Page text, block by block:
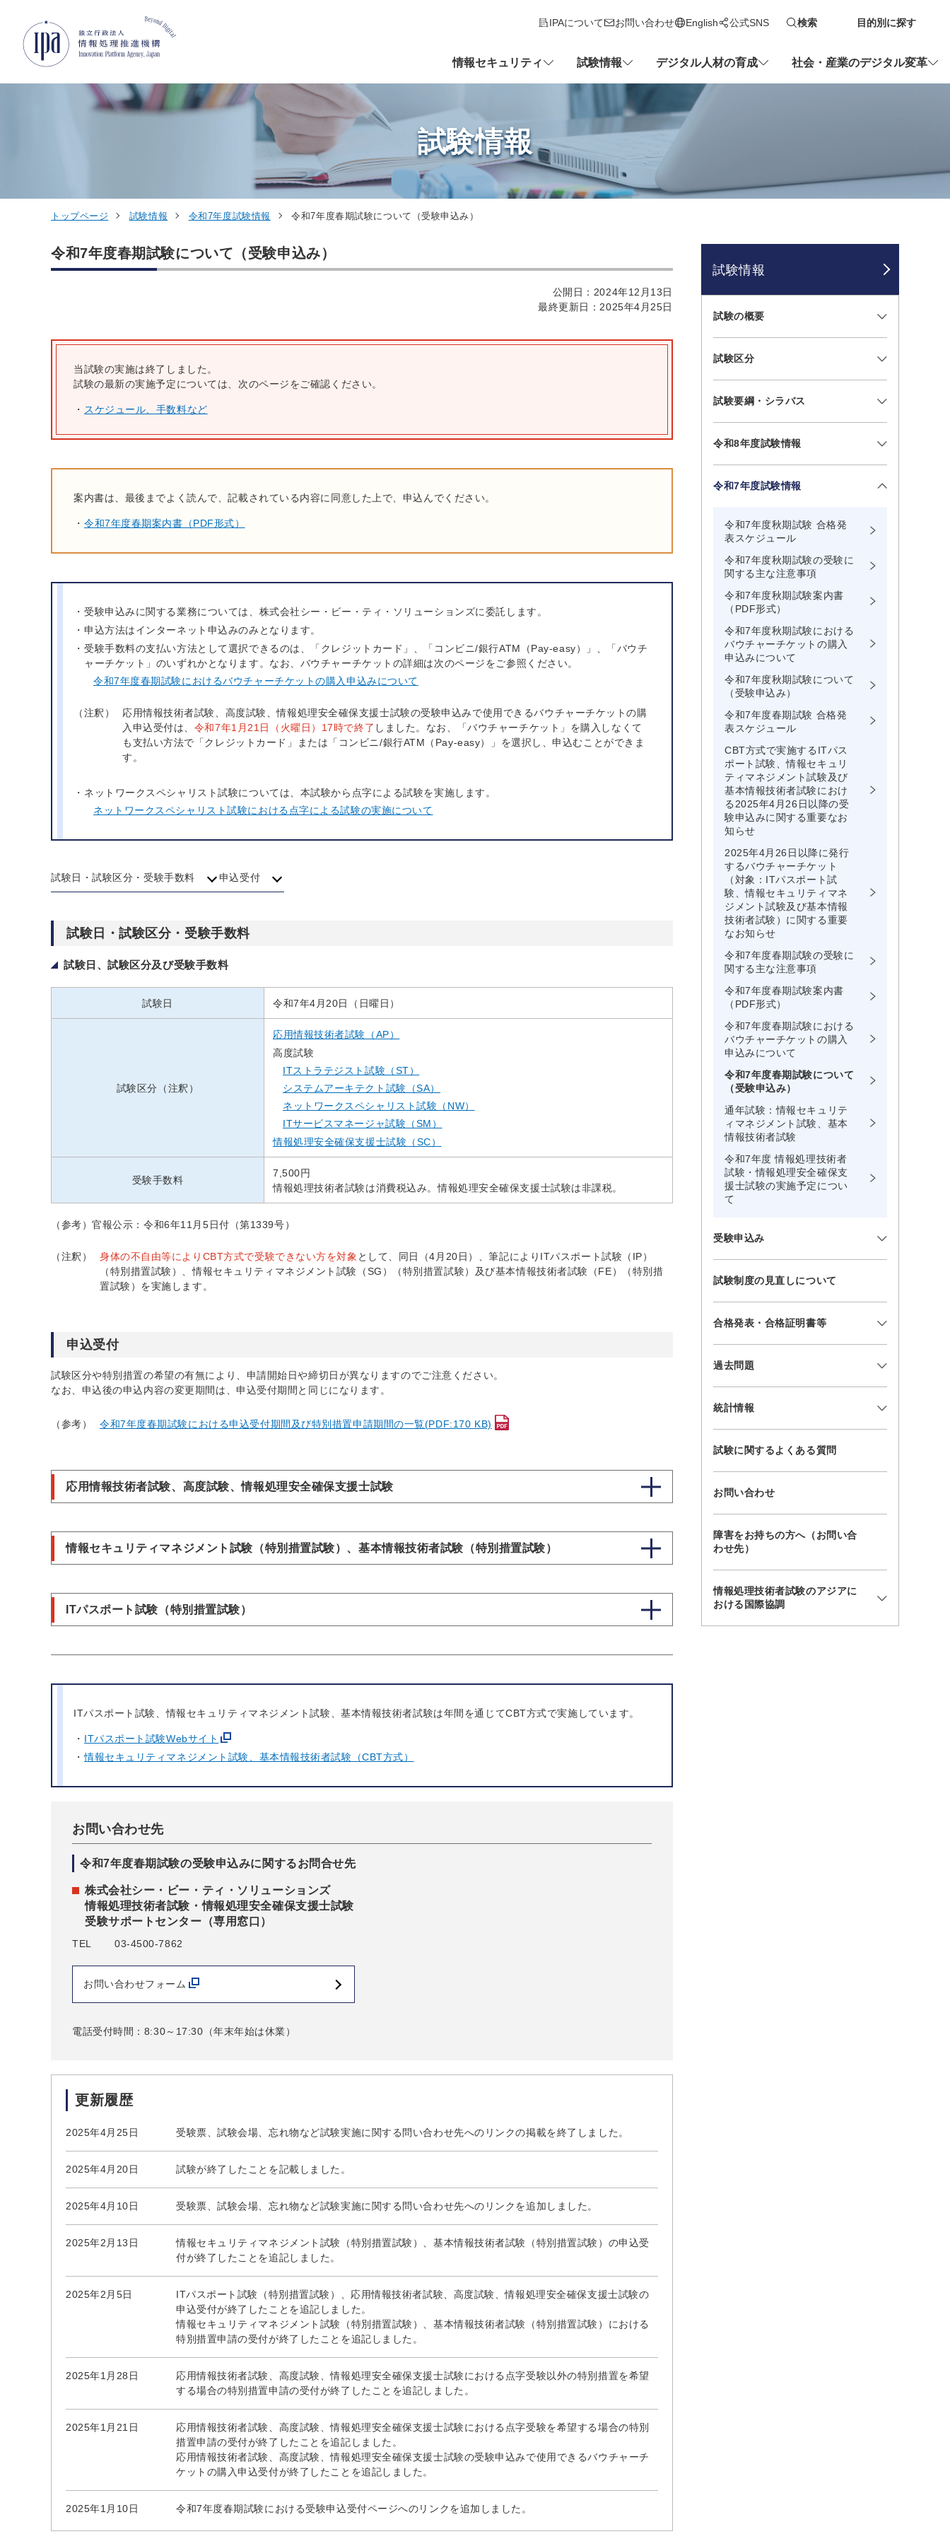
IPAについて
お問い合わせ English
新しいタブで開きます
公式SNS 検索 目的別に探す
情報セキュリティ 試験情報 デジタル人材の育成 社会・産業のデジタル変革
試験情報
トップページ 試験情報 令和7年度試験情報 令和7年度春期試験について（受験申込み）
令和7年度春期試験について（受験申込み）
公開日：2024年12月13日
最終更新日：2025年4月25日
当試験の実施は終了しました。
試験の最新の実施予定については、次のページをご確認ください。
スケジュール、手数料など
案内書は、最後までよく読んで、記載されている内容に同意した上で、申込んでください。
令和7年度春期案内書（PDF形式）
受験申込みに関する業務については、株式会社シー・ビー・ティ・ソリューションズに委託します。
申込方法はインターネット申込みのみとなります。
受験手数料の支払い方法として選択できるのは、「クレジットカード」、「コンビニ/銀行ATM（Pay-easy）」、「バウチ
ャーチケット」のいずれかとなります。なお、バウチャーチケットの詳細は次のページをご参照ください。
令和7年度春期試験におけるバウチャーチケットの購入申込みについて
（注釈）
応用情報技術者試験、高度試験、情報処理安全確保支援士試験の受験申込みで使用できるバウチャーチケットの購
入申込受付は、 令和7年1月21日（火曜日）17時で終了 しました。なお、「バウチャーチケット」を購入しなくて
も支払い方法で「クレジットカード」または「コンビニ/銀行ATM（Pay-easy）」を選択し、申込むことができま
す。
ネットワークスペシャリスト試験については、本試験から点字による試験を実施します。
ネットワークスペシャリスト試験における点字による試験の実施について
試験日・試験区分・受験手数料 申込受付
試験日・試験区分・受験手数料
試験日、試験区分及び受験手数料
試験日 令和7年4月20日（日曜日）
試験区分（注釈）
応用情報技術者試験（AP）
高度試験
ITストラテジスト試験（ST）
システムアーキテクト試験（SA）
ネットワークスペシャリスト試験（NW）
ITサービスマネージャ試験（SM）
情報処理安全確保支援士試験（SC）
受験手数料
7,500円
情報処理技術者試験は消費税込み。情報処理安全確保支援士試験は非課税。
（参考）官報公示：令和6年11月5日付（第1339号）
（注釈） 身体の不自由等によりCBT方式で受験できない方を対象 として、同日（4月20日）、筆記によりITパスポート試験（IP）
（特別措置試験）、情報セキュリティマネジメント試験（SG）（特別措置試験）及び基本情報技術者試験（FE）（特別措
置試験）を実施します。
申込受付
試験区分や特別措置の希望の有無により、申請開始日や締切日が異なりますのでご注意ください。
なお、申込後の申込内容の変更期間は、申込受付期間と同じになります。
（参考） 令和7年度春期試験における申込受付期間及び特別措置申請期間の一覧(PDF:170 KB)
応用情報技術者試験、高度試験、情報処理安全確保支援士試験
情報セキュリティマネジメント試験（特別措置試験）、基本情報技術者試験（特別措置試験）
ITパスポート試験（特別措置試験）
ITパスポート試験、情報セキュリティマネジメント試験、基本情報技術者試験は年間を通じてCBT方式で実施しています。
ITパスポート試験Webサイト
情報セキュリティマネジメント試験、基本情報技術者試験（CBT方式）
お問い合わせ先
令和7年度春期試験の受験申込みに関するお問合せ先
株式会社シー・ビー・ティ・ソリューションズ
情報処理技術者試験・情報処理安全確保支援士試験
受験サポートセンター（専用窓口）
TEL 03-4500-7862
お問い合わせフォーム
電話受付時間：8:30～17:30（年末年始は休業）
更新履歴
2025年4月25日 受験票、試験会場、忘れ物など試験実施に関する問い合わせ先へのリンクの掲載を終了しました。
2025年4月20日 試験が終了したことを記載しました。
2025年4月10日 受験票、試験会場、忘れ物など試験実施に関する問い合わせ先へのリンクを追加しました。
2025年2月13日
情報セキュリティマネジメント試験（特別措置試験）、基本情報技術者試験（特別措置試験）の申込受
付が終了したことを追記しました。
2025年2月5日
ITパスポート試験（特別措置試験）、応用情報技術者試験、高度試験、情報処理安全確保支援士試験の
申込受付が終了したことを追記しました。
情報セキュリティマネジメント試験（特別措置試験）、基本情報技術者試験（特別措置試験）における
特別措置申請の受付が終了したことを追記しました。
2025年1月28日
応用情報技術者試験、高度試験、情報処理安全確保支援士試験における点字受験以外の特別措置を希望
する場合の特別措置申請の受付が終了したことを追記しました。
2025年1月21日
応用情報技術者試験、高度試験、情報処理安全確保支援士試験における点字受験を希望する場合の特別
措置申請の受付が終了したことを追記しました。
応用情報技術者試験、高度試験、情報処理安全確保支援士試験の受験申込みで使用できるバウチャーチ
ケットの購入申込受付が終了したことを追記しました。
2025年1月10日 令和7年度春期試験における受験申込受付ページへのリンクを追加しました。
試験情報
試験の概要
試験区分
試験要綱・シラバス
令和8年度試験情報
令和7年度試験情報
令和7年度秋期試験 合格発
表スケジュール
令和7年度秋期試験の受験に
関する主な注意事項
令和7年度秋期試験案内書
（PDF形式）
令和7年度秋期試験における
バウチャーチケットの購入
申込みについて
令和7年度秋期試験について
（受験申込み）
令和7年度春期試験 合格発
表スケジュール
CBT方式で実施するITパス
ポート試験、情報セキュリ
ティマネジメント試験及び
基本情報技術者試験におけ
る2025年4月26日以降の受
験申込みに関する重要なお
知らせ
2025年4月26日以降に発行
するバウチャーチケット
（対象：ITパスポート試
験、情報セキュリティマネ
ジメント試験及び基本情報
技術者試験）に関する重要
なお知らせ
令和7年度春期試験の受験に
関する主な注意事項
令和7年度春期試験案内書
（PDF形式）
令和7年度春期試験における
バウチャーチケットの購入
申込みについて
令和7年度春期試験について
（受験申込み）
通年試験：情報セキュリテ
ィマネジメント試験、基本
情報技術者試験
令和7年度 情報処理技術者
試験・情報処理安全確保支
援士試験の実施予定につい
て
受験申込み
試験制度の見直しについて
合格発表・合格証明書等
過去問題
統計情報
試験に関するよくある質問
お問い合わせ
障害をお持ちの方へ（お問い合
わせ先）
情報処理技術者試験のアジアに
おける国際協調